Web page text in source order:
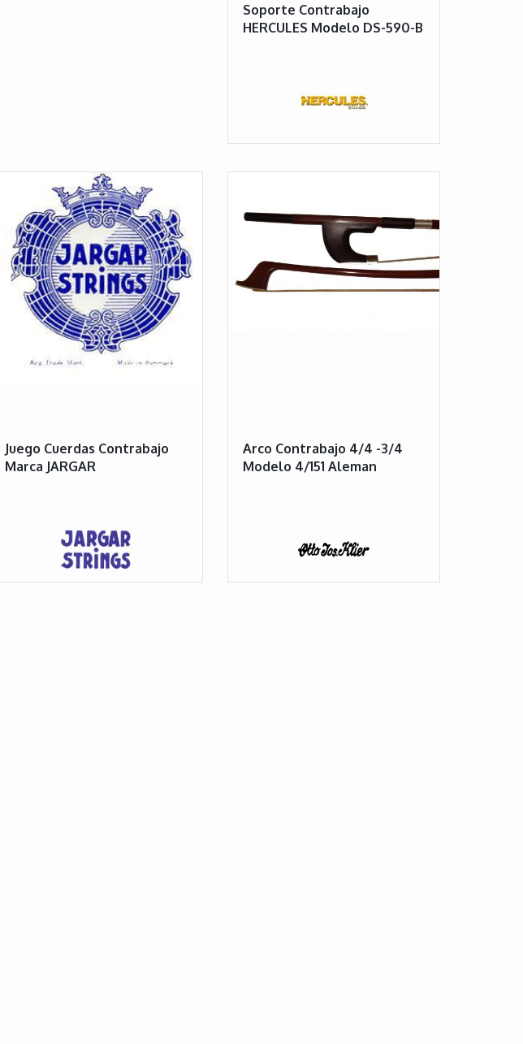
Soporte Contrabajo
HERCULES Modelo DS-590-B
Juego Cuerdas Contrabajo
Marca JARGAR
Arco Contrabajo 4/4 -3/4
Modelo 4/151 Aleman